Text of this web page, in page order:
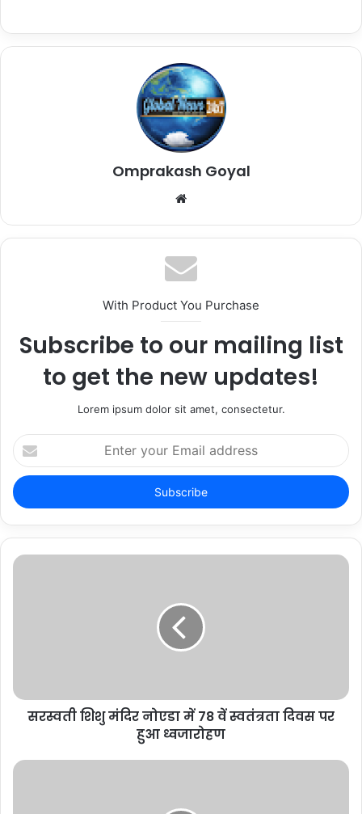
Omprakash Goyal
Website
With Product You Purchase
Subscribe to our mailing list
to get the new updates!
Lorem ipsum dolor sit amet, consectetur.
Enter
your
Email
address
सरस्वती शिशु मंदिर नोएडा में 78 वें स्वतंत्रता दिवस पर
हुआ ध्वजारोहण